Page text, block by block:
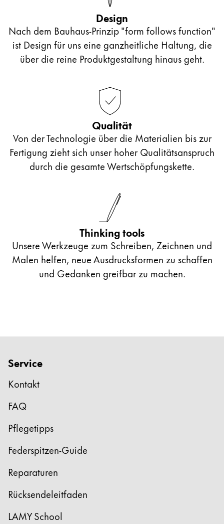
Design
Nach dem Bauhaus-Prinzip "form follows function"
ist Design für uns eine ganzheitliche Haltung, die
über die reine Produktgestaltung hinaus geht.
Qualität
Von der Technologie über die Materialien bis zur
Fertigung zieht sich unser hoher Qualitätsanspruch
durch die gesamte Wertschöpfungskette.
Thinking tools
Unsere Werkzeuge zum Schreiben, Zeichnen und
Malen helfen, neue Ausdrucksformen zu schaffen
und Gedanken greifbar zu machen.
Service
Kontakt
FAQ
Pflegetipps
Federspitzen-Guide
Reparaturen
Rücksendeleitfaden
LAMY School